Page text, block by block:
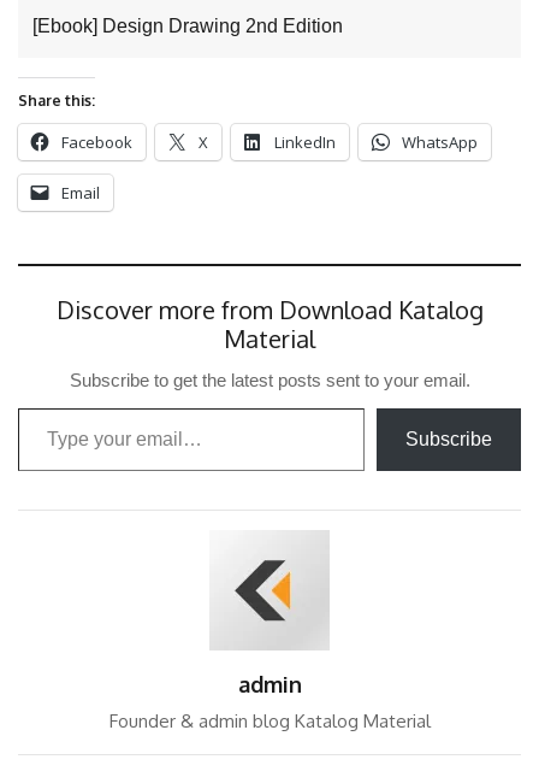
[Ebook] Design Drawing 2nd Edition
Share this:
Facebook X LinkedIn WhatsApp
Email
Discover more from Download Katalog
Material
Subscribe to get the latest posts sent to your email.
Type your email…
Subscribe
admin
Founder & admin blog Katalog Material